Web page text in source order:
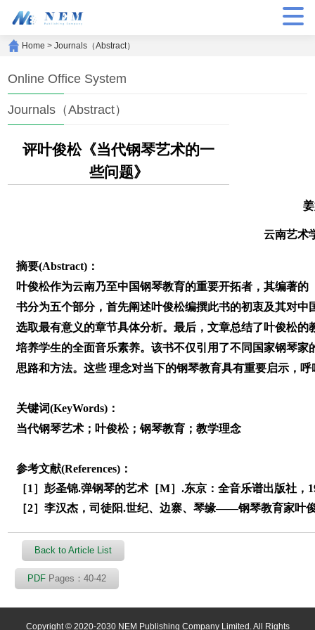
Home >Journals（Abstract）
Online Office System
Journals（Abstract）
评叶俊松《当代钢琴艺术的一
些问题》
云南艺术
摘要(Abstract)：
叶俊松作为云南乃至中国钢琴教育的重要开拓者，其编著
书分为五个部分，首先阐述叶俊松编撰此书的初衷及其对
选取最有意义的章节具体分析。最后，文章总结了叶俊松
培养学生的全面音乐素养。该书不仅引用了不同国家钢琴
思路和方法。这些 理念对当下的钢琴教育具有重要启示，
关键词(KeyWords)：
当代钢琴艺术；叶俊松；钢琴教育；教学理念
参考文献(References)：
［1］彭圣锦.弹钢琴的艺术［M］.东京：全音乐谱出版社，
［2］李汉杰，司徒阳.世纪、边寨、琴缘——钢琴教育家叶
Back to Article List
PDF Pages：40-42
Copyright © 2020-2030 NEM Publishing Company Limited. All Rights